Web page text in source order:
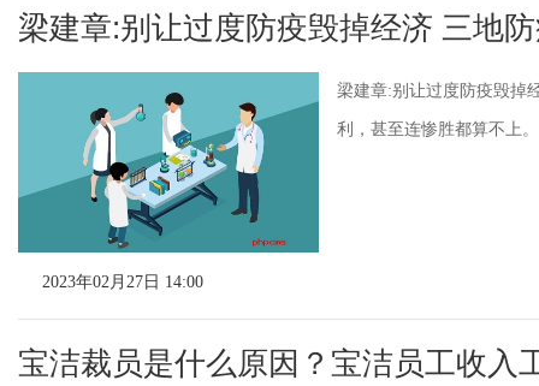
梁建章:别让过度防疫毁掉经济 三地
梁建章:别让过度防疫毁掉
利，甚至连惨胜都算不上
2023年02月27日 14:00
宝洁裁员是什么原因？宝洁员工收入